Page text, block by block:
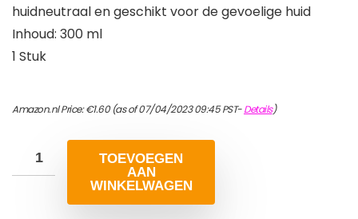
huidneutraal en geschikt voor de gevoelige huid
Inhoud: 300 ml
1 Stuk
Amazon.nl Price:€1.60(as of 07/04/2023 09:45 PST-Details)
TOEVOEGEN
AAN
WINKELWAGEN